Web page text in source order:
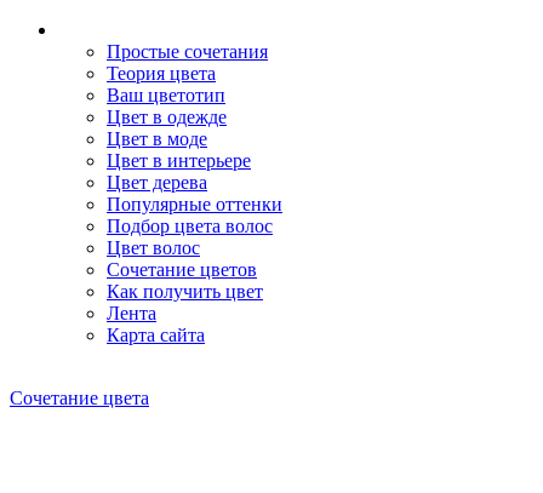
Простые сочетания
Теория цвета
Ваш цветотип
Цвет в одежде
Цвет в моде
Цвет в интерьере
Цвет дерева
Популярные оттенки
Подбор цвета волос
Цвет волос
Сочетание цветов
Как получить цвет
Лента
Карта сайта
Сочетание цвета